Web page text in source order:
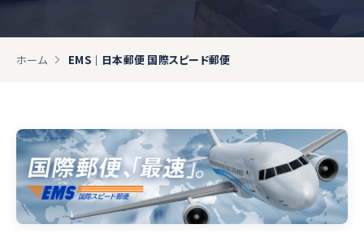
ホーム EMS｜日本郵便 国際スピード郵便